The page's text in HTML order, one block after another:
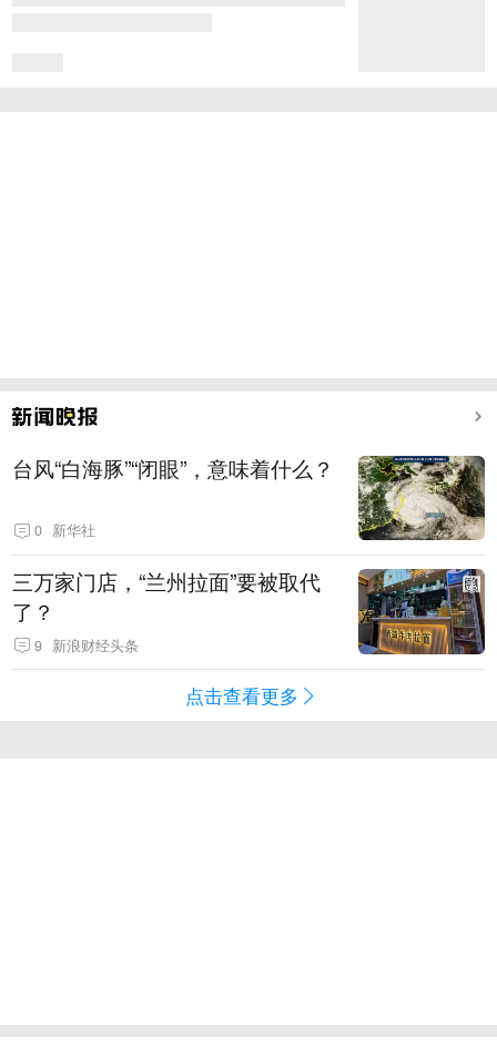
台风“白海豚”“闭眼”，意味着什么？
0 新华社
三万家门店，“兰州拉面”要被取代
了？
9 新浪财经头条
点击查看更多